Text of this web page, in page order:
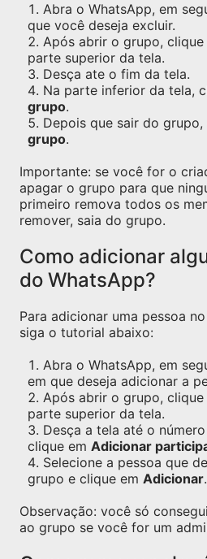
Abra o WhatsApp, em
que você deseja excluir.
Após abrir o grupo,
parte superior da tela.
Desça ate o fim da tela.
Na parte inferior da tela,
grupo.
Depois que sair do grupo,
grupo.
Importante: se você for o
apagar o grupo para que
primeiro remova todos os
remover, saia do grupo.
Como adicionar
do WhatsApp?
Para adicionar uma pessoa
siga o tutorial abaixo:
Abra o WhatsApp, em
em que deseja adicionar a
Após abrir o grupo,
parte superior da tela.
Desça a tela até o
clique em Adicionar
Selecione a pessoa que
grupo e clique em Adicionar.
Observação: você só
ao grupo se você for um